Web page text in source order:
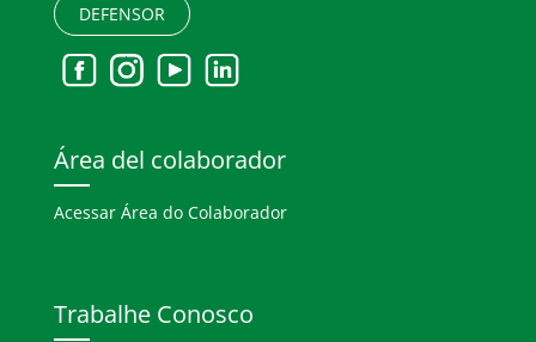
DEFENSOR
Área del colaborador
Acessar Área do Colaborador
Trabalhe Conosco